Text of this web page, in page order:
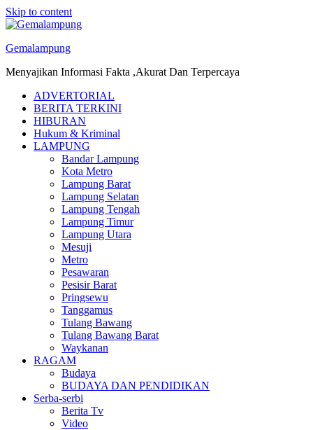
Skip to content
Gemalampung
Menyajikan Informasi Fakta ,Akurat Dan Terpercaya
ADVERTORIAL
BERITA TERKINI
HIBURAN
Hukum & Kriminal
LAMPUNG
Bandar Lampung
Kota Metro
Lampung Barat
Lampung Selatan
Lampung Tengah
Lampung Timur
Lampung Utara
Mesuji
Metro
Pesawaran
Pesisir Barat
Pringsewu
Tanggamus
Tulang Bawang
Tulang Bawang Barat
Waykanan
RAGAM
Budaya
BUDAYA DAN PENDIDIKAN
Serba-serbi
Berita Tv
Video